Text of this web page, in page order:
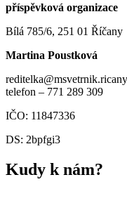
příspěvková organizace
Bílá 785/6, 251 01 Říčany
Martina Poustková
telefon – 771 289 309
IČO: 11847336
DS: 2bpfgi3
Kudy k nám?